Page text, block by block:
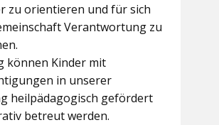
zu orientieren und für sich
Verantwortung zu
können Kinder mit
in unserer
heilpädagogisch gefördert
betreut werden.